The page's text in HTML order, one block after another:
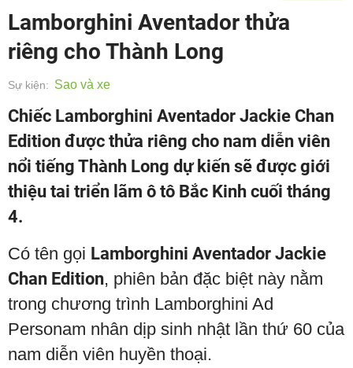
Lamborghini Aventador thửa
riêng cho Thành Long
Sự kiện: Sao và xe
Chiếc Lamborghini Aventador Jackie Chan
Edition được thửa riêng cho nam diễn viên
nổi tiếng Thành Long dự kiến sẽ được giới
thiệu tai triển lãm ô tô Bắc Kinh cuối tháng
4.
Có tên gọi Lamborghini Aventador Jackie
Chan Edition, phiên bản đặc biệt này nằm
trong chương trình Lamborghini Ad
Personam nhân dịp sinh nhật lần thứ 60 của
nam diễn viên huyền thoại.